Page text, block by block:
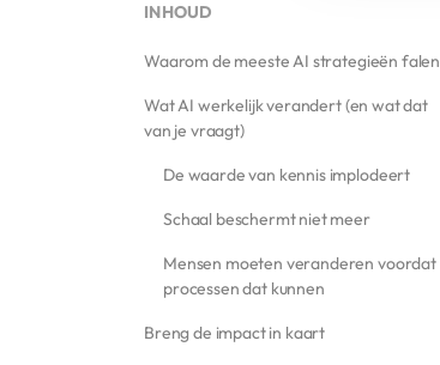
INHOUD
Waarom de meeste AI strategieën falen
Wat AI werkelijk verandert (en wat dat
van je vraagt)
De waarde van kennis implodeert
Schaal beschermt niet meer
Mensen moeten veranderen voordat
processen dat kunnen
Breng de impact in kaart